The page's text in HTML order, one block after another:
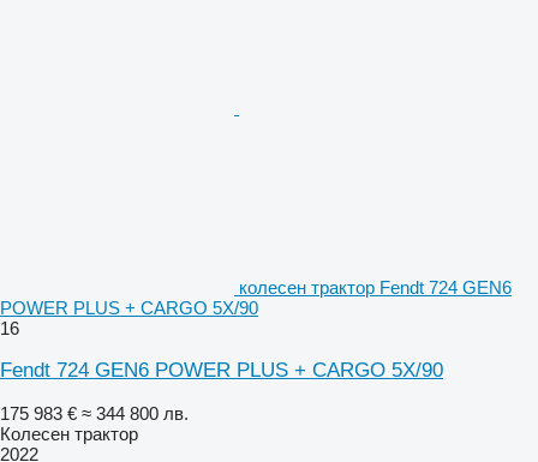
колесен трактор Fendt 724 GEN6
POWER PLUS + CARGO 5X/90
16
Fendt 724 GEN6 POWER PLUS + CARGO 5X/90
175 983 € ≈ 344 800 лв.
Колесен трактор
2022